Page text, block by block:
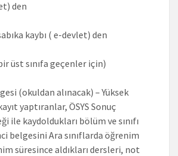
den
kaybı ( e-devlet) den
üst sınıfa geçenler için)
(okuldan alınacak) – Yüksek
yaptıranlar, ÖSYS Sonuç
ile kaydoldukları bölüm ve sınıfı
belgesini Ara sınıflarda öğrenim
süresince aldıkları dersleri, not